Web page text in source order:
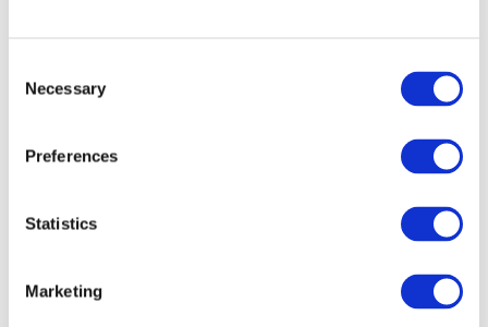
Selection
Necessary
Preferences
Statistics
Marketing